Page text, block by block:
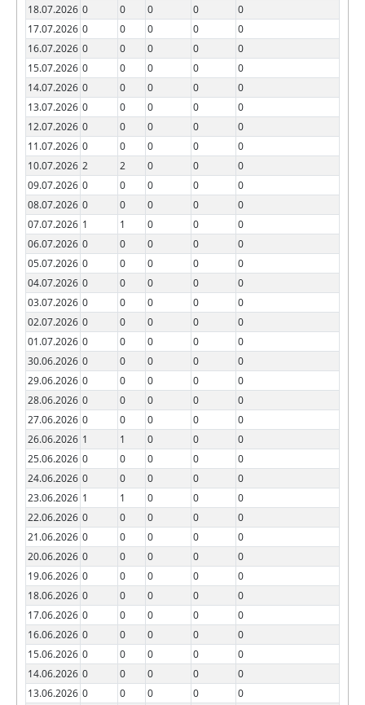
18.07.2026 0 0 0 0
0
17.07.2026 0 0 0 0
0
16.07.2026 0 0 0 0
0
15.07.2026 0 0 0 0
0
14.07.2026 0 0 0 0
0
13.07.2026 0 0 0 0
0
12.07.2026 0 0 0 0
0
11.07.2026 0 0 0 0
0
10.07.2026 2 2 0 0
0
09.07.2026 0 0 0 0
0
08.07.2026 0 0 0 0
0
07.07.2026 1 1 0 0
0
06.07.2026 0 0 0 0
0
05.07.2026 0 0 0 0
0
04.07.2026 0 0 0 0
0
03.07.2026 0 0 0 0
0
02.07.2026 0 0 0 0
0
01.07.2026 0 0 0 0
0
30.06.2026 0 0 0 0
0
29.06.2026 0 0 0 0
0
28.06.2026 0 0 0 0
0
27.06.2026 0 0 0 0
0
26.06.2026 1 1 0 0
0
25.06.2026 0 0 0 0
0
24.06.2026 0 0 0 0
0
23.06.2026 1 1 0 0
0
22.06.2026 0 0 0 0
0
21.06.2026 0 0 0 0
0
20.06.2026 0 0 0 0
0
19.06.2026 0 0 0 0
0
18.06.2026 0 0 0 0
0
17.06.2026 0 0 0 0
0
16.06.2026 0 0 0 0
0
15.06.2026 0 0 0 0
0
14.06.2026 0 0 0 0
0
13.06.2026 0 0 0 0
0